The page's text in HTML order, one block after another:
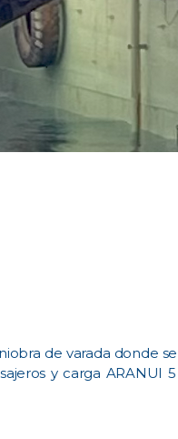
de varada donde
y carga